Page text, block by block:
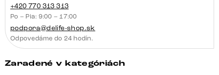
+420 770 313 313
Po – Pia: 9:00 – 17:00
podpora@delife-shop.sk
Odpovedáme do 24 hodín.
Zaradené v kategóriách